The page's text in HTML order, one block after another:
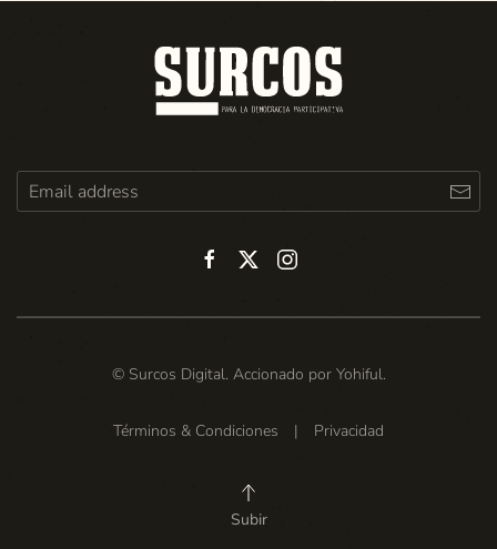
© Surcos Digital. Accionado por Yohiful.
Términos & Condiciones | Privacidad
Subir